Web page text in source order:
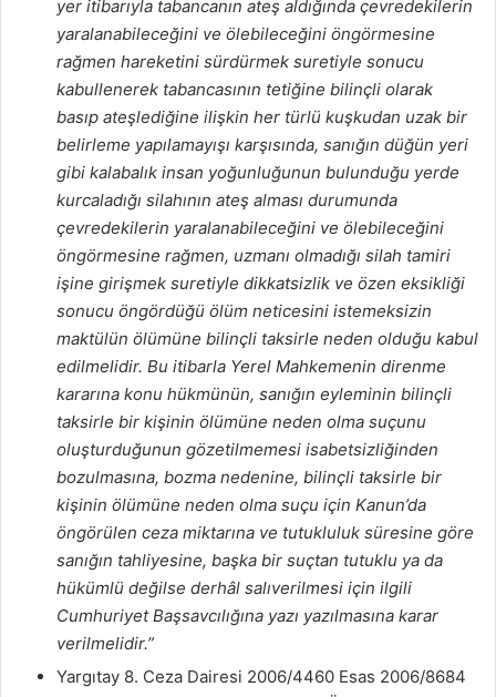
yer itibarıyla tabancanın ateş aldığında çevredekilerin
yaralanabileceğini ve ölebileceğini öngörmesine
rağmen hareketini sürdürmek suretiyle sonucu
kabullenerek tabancasının tetiğine bilinçli olarak
basıp ateşlediğine ilişkin her türlü kuşkudan uzak bir
belirleme yapılamayışı karşısında, sanığın düğün yeri
gibi kalabalık insan yoğunluğunun bulunduğu yerde
kurcaladığı silahının ateş alması durumunda
çevredekilerin yaralanabileceğini ve ölebileceğini
öngörmesine rağmen, uzmanı olmadığı silah tamiri
işine girişmek suretiyle dikkatsizlik ve özen eksikliği
sonucu öngördüğü ölüm neticesini istemeksizin
maktülün ölümüne bilinçli taksirle neden olduğu kabul
edilmelidir. Bu itibarla Yerel Mahkemenin direnme
kararına konu hükmünün, sanığın eyleminin bilinçli
taksirle bir kişinin ölümüne neden olma suçunu
oluşturduğunun gözetilmemesi isabetsizliğinden
bozulmasına, bozma nedenine, bilinçli taksirle bir
kişinin ölümüne neden olma suçu için Kanun’da
öngörülen ceza miktarına ve tutukluluk süresine göre
sanığın tahliyesine, başka bir suçtan tutuklu ya da
hükümlü değilse derhâl salıverilmesi için ilgili
Cumhuriyet Başsavcılığına yazı yazılmasına karar
verilmelidir.”
Yargıtay 8. Ceza Dairesi 2006/4460 Esas 2006/8684